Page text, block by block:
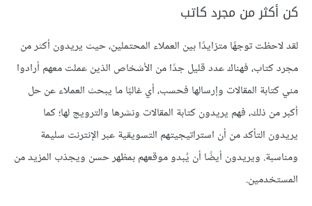
كن أكثر من مجرد كاتب
لقد لاحظت توجهًا متزايدًا بين العملاء المحتملين، حيث يريدون أكثر من
مجرد كتاب، فهناك عدد قليل جدًا من الأشخاص الذين عملت معهم أرادوا
مني كتابة المقالات وإرسالها فحسب، أي غالبًا ما يبحث العملاء عن حل
أكبر من ذلك، فهم يريدون كتابة المقالات ونشرها والترويج لها؛ كما
يريدون التأكد من أن استراتيجيتهم التسويقية عبر الإنترنت سليمة
ومناسبة. ويريدون أيضًا أن يُبدو موقعهم بمظهر حسن ويجذب المزيد من
المستخدمين.